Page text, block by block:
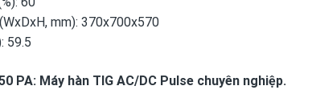
mm): 370x700x570
59.5
PA: Máy hàn TIG AC/DC Pulse chuyên nghiệp.